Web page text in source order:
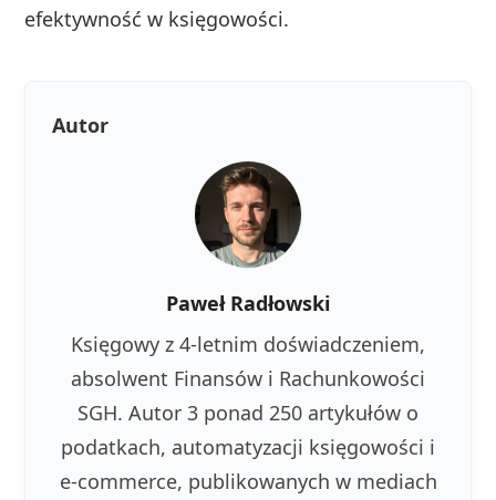
efektywność w księgowości.
Autor
Paweł Radłowski
Księgowy z 4-letnim doświadczeniem,
absolwent Finansów i Rachunkowości
SGH. Autor 3 ponad 250 artykułów o
podatkach, automatyzacji księgowości i
e-commerce, publikowanych w mediach